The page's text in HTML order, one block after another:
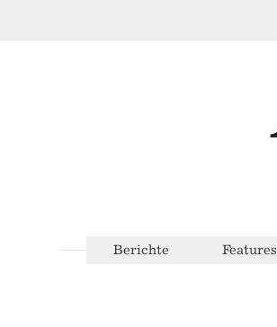
Berichte Features